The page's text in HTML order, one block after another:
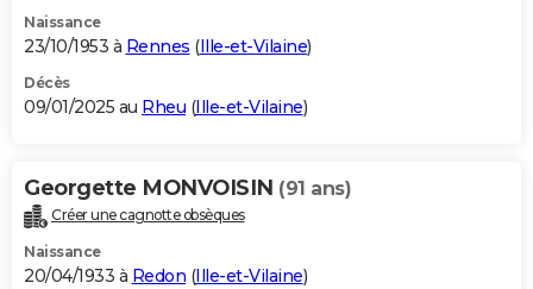
Naissance
23/10/1953 à Rennes (Ille-et-Vilaine)
Décès
09/01/2025 au Rheu (Ille-et-Vilaine)
Georgette MONVOISIN (91 ans)
Créer une cagnotte obsèques
Naissance
20/04/1933 à Redon (Ille-et-Vilaine)